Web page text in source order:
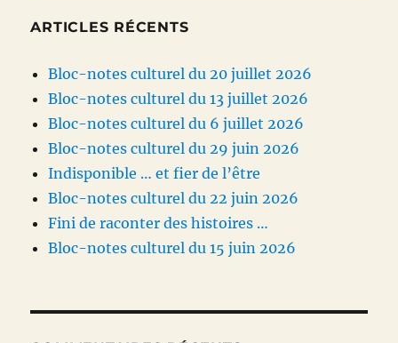
ARTICLES RÉCENTS
Bloc-notes culturel du 20 juillet 2026
Bloc-notes culturel du 13 juillet 2026
Bloc-notes culturel du 6 juillet 2026
Bloc-notes culturel du 29 juin 2026
Indisponible … et fier de l’être
Bloc-notes culturel du 22 juin 2026
Fini de raconter des histoires …
Bloc-notes culturel du 15 juin 2026